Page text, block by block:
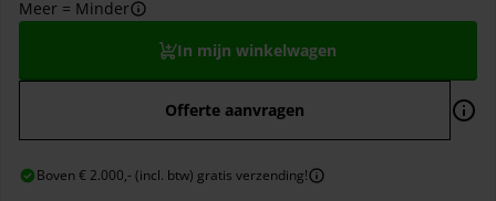
Meer = Minder
In mijn winkelwagen
Offerte aanvragen
Boven € 2.000,- (incl. btw) gratis verzending!